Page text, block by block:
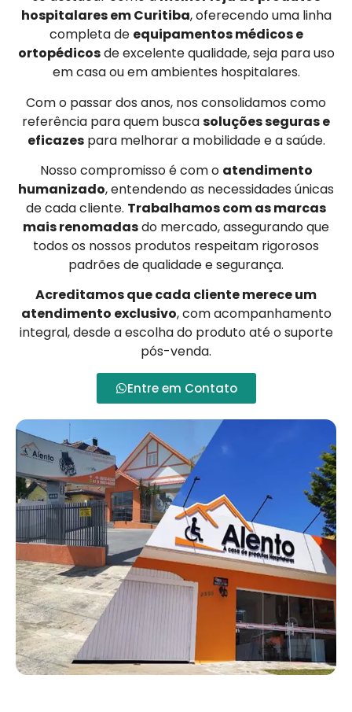
hospitalares em Curitiba, oferecendo uma linha
completa de equipamentos médicos e
ortopédicosde excelente qualidade, seja para uso
em casa ou em ambientes hospitalares.
Com o passar dos anos, nos consolidamos como
referência para quem buscasoluções seguras e
eficazespara melhorar a mobilidade e a saúde.
Nosso compromisso é com o atendimento
humanizado, entendendo as necessidades únicas
de cada cliente. Trabalhamos com as marcas
mais renomadasdo mercado, assegurando que
todos os nossos produtos respeitam rigorosos
padrões de qualidade e segurança.
Acreditamos que cada cliente merece um
atendimento exclusivo, com acompanhamento
integral, desde a escolha do produto até o suporte
pós-venda.
Entre em Contato